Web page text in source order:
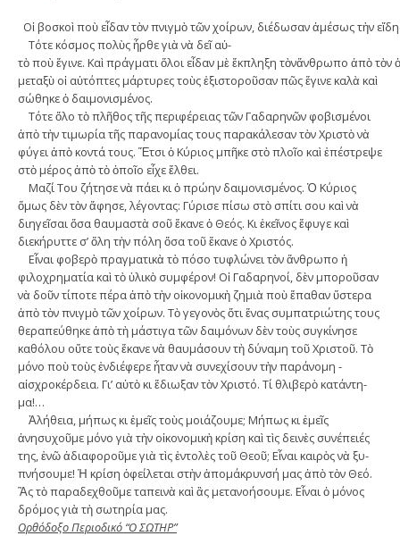
Οἱ βοσκοὶ ποὺ εἶδαν τὸν πνιγμὸ τῶν χοίρων, διέδωσαν ἀμέσως τὴν
Τότε κόσμος πολὺς ἦρθε γιὰ νὰ δεῖ αὐ­
τὸ ποὺ ἔγινε. Καὶ πράγματι ὅλοι εἶδαν μὲ ἔκπληξη τὸνἄνθρωπο ἀπὸ τὸν
μεταξὺ οἱ αὐτόπτες μάρτυρες τοὺς ἐξιστοροῦσαν πῶς ἔγινε καλὰ καὶ
σώθηκε ὁ δαιμονισμένος.
Τότε ὅλο τὸ πλῆθος τῆς περιφέρειας τῶν Γαδαρηνῶν φοβισμένοι
ἀπὸ τὴν τιμωρία τῆς παρανομίας τους παρακάλεσαν τὸν Χριστὸ νὰ
φύγει ἀπὸ κοντά τους. Ἔτσι ὁ Κύριος μπῆκε στὸ πλοῖο καὶ ἐπέστρεψε
στὸ μέρος ἀπὸ τὸ ὁποῖο εἶχε ἔλθει.
Μαζί Του ζήτησε νὰ πάει κι ὁ ­πρώην δαιμονισμένος. Ὁ Κύριος
ὅμως δὲν τὸν ἄφησε, λέγοντας: Γύρισε πίσω στὸ σπί­τι σου καὶ νὰ
διηγεῖσαι ὅσα ­θαυμαστὰ σοῦ ἔκανε ὁ Θεός. Κι ἐκεῖνος ἔφυγε καὶ
διεκήρυττε σ’ ὅλη τὴν πόλη ὅσα τοῦ ἔ­­κανε ὁ Χριστός.
Εἶναι φοβερὸ πραγματικὰ τὸ πόσο τυφλώνει τὸν ἄν­θρωπο ἡ
φιλοχρηματία καὶ τὸ ὑλικὸ συμφέρον! Οἱ Γαδαρη­νοί, δὲν μποροῦσαν
νὰ δοῦν τίποτε πέρα ἀπὸ τὴν ­οἰκονομικὴ ζημιὰ ποὺ ­ἔπαθαν ὕστερα
ἀπὸ τὸν πνι­γμὸ τῶν χοίρων. Τὸ γεγονὸς ὅτι ἕνας ­συμπατριώτης τους
θεραπεύθηκε ἀπὸ τὴ μάστιγα τῶν δαιμόνων δὲν τοὺς συγκίνησε
καθόλου οὔ­­­τε τοὺς ἔκανε νὰ θαυμάσουν τὴ δύναμη τοῦ Χριστοῦ. Τὸ
μόνο ποὺ τοὺς ἐν­­διέφερε ἦταν νὰ συνεχίσουν τὴν παράνομη ­
αἰσχροκέρδεια. Γι’ αὐτὸ κι ἔ­­­διω­ξαν τὸν Χριστό. Τί θλιβερὸ κατάντη­
μα!…
Ἀλήθεια, μήπως κι ἐμεῖς τοὺς μοιάζου­με; Μήπως κι ἐμεῖς
ἀνησυχοῦμε μόνο γιὰ τὴν οἰκονομικὴ κρίση καὶ τὶς δεινὲς συνέπειές
της, ἐνῶ ἀδιαφοροῦμε γιὰ τὶς ἐντολὲς τοῦ Θεοῦ; Εἶναι καιρὸς νὰ ξυ­­
πνήσουμε! Ἡ κρίση ὀφείλεται στὴν ἀ­­­­­πομάκρυνσή μας ἀπὸ τὸν Θεό.
Ἂς τὸ παραδεχθοῦμε ταπεινὰ καὶ ἂς μετανοήσουμε. Εἶναι ὁ μόνος
δρόμος γιὰ τὴ σωτηρία μας.
Ορθόδοξο Περιοδικό “Ο ΣΩΤΗΡ”